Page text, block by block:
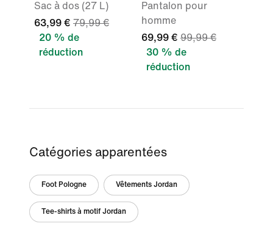
Sac à dos (27 L)
63,99 € 79,99 €
20 % de
réduction
Pantalon pour
homme
69,99 € 99,99 €
30 % de
réduction
Catégories apparentées
Foot Pologne Vêtements Jordan
Tee-shirts à motif Jordan